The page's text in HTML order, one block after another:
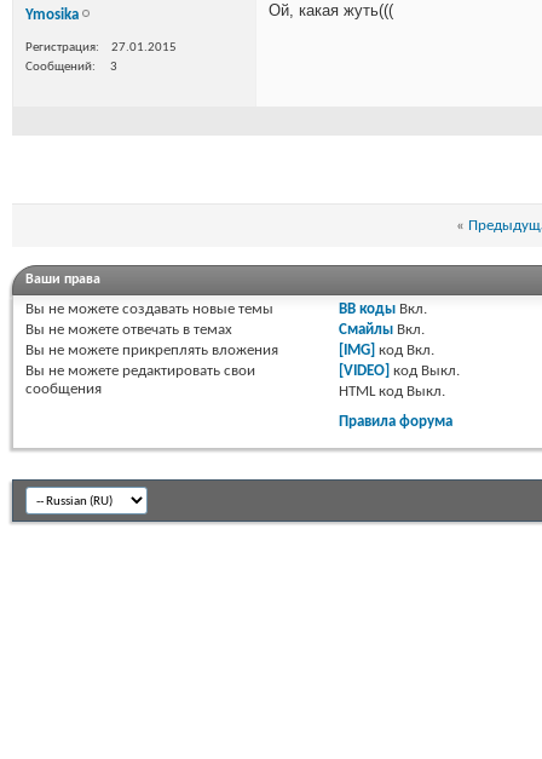
Ymosika
Регистрация
27.01.2015
Сообщений
3
Ой, какая жуть(((
«
Ваши права
Вы не можете создавать новые темы
Вы не можете отвечать в темах
Вы не можете прикреплять вложения
Вы не можете редактировать свои
сообщения
BB коды Вкл.
Смайлы Вкл.
[IMG] код Вкл.
[VIDEO] код Выкл.
HTML код Выкл.
Правила форума